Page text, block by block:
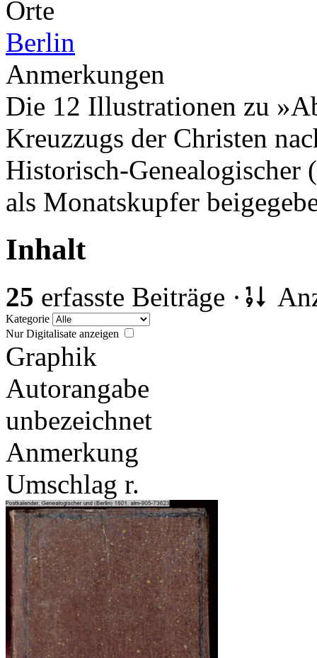
Orte
Berlin
Anmerkungen
Die 12 Illustrationen zu
Kreuzzugs der Christen
Historisch-
als Monatskupfer
Inhalt
25 erfasste Beiträge ·
Kategorie
Nur Digitalisate anzeigen
Graphik
Autorangabe
unbezeichnet
Anmerkung
Umschlag r.